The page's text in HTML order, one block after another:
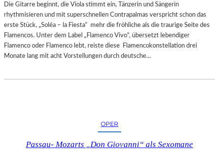
Die Gitarre beginnt, die Viola stimmt ein, Tänzerin und Sängerin
rhythmisieren und mit superschnellen Contrapalmas verspricht schon das
erste Stück, „Soléa – la Fiesta“ mehr die fröhliche als die traurige Seite des
Flamencos. Unter dem Label „Flamenco Vivo“, übersetzt lebendiger
Flamenco oder Flamenco lebt, reiste diese Flamencokonstellation drei
Monate lang mit acht Vorstellungen durch deutsche…
OPER
Passau- Mozarts „Don Giovanni“ als Sexomane